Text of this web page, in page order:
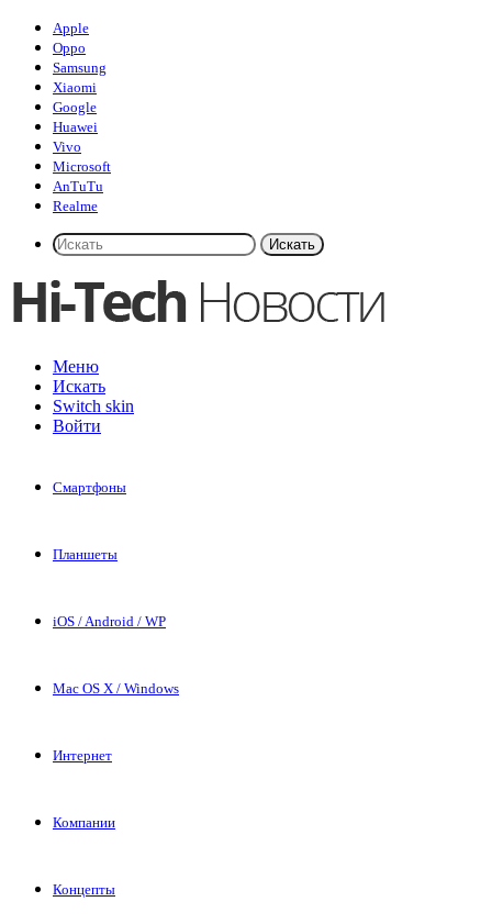
Apple
Oppo
Samsung
Xiaomi
Google
Huawei
Vivo
Microsoft
AnTuTu
Realme
Искать
Меню
Искать
Switch skin
Войти
Смартфоны
Планшеты
iOS / Android / WP
Mac OS X / Windows
Интернет
Компании
Концепты